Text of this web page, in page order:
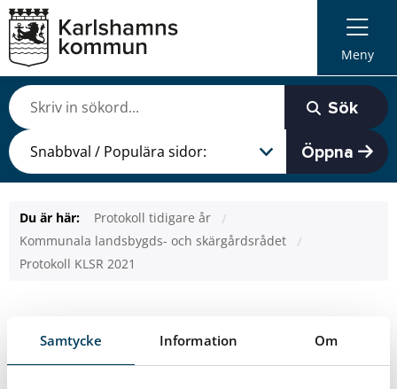
Samtycke Information Om
Meny
Sök
Öppna
Du är här:
Protokoll tidigare år
Kommunala landsbygds- och skärgårdsrådet
Protokoll KLSR 2021
Protokoll KLSR 2021
Senast uppdaterad: 2023-09-04